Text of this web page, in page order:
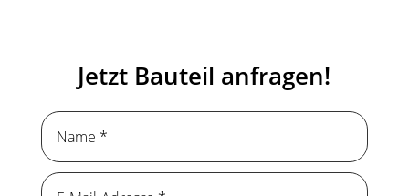
Jetzt Bauteil anfragen!